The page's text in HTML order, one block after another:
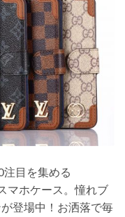
目を集める
マホケース。憧れブ
登場中！お洒落で毎